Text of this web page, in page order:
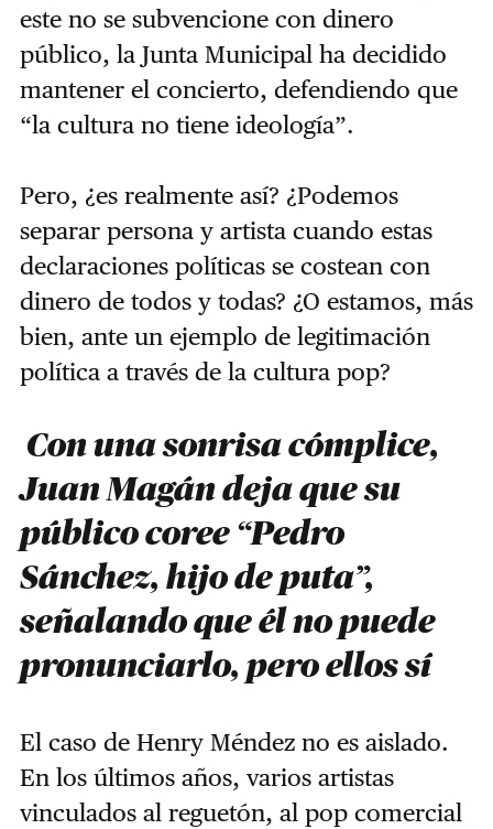
este no se subvencione con dinero
público, la Junta Municipal ha decidido
mantener el concierto, defendiendo que
“la cultura no tiene ideología”.
Pero, ¿es realmente así? ¿Podemos
separar persona y artista cuando estas
declaraciones políticas se costean con
dinero de todos y todas? ¿O estamos, más
bien, ante un ejemplo de legitimación
política a través de la cultura pop?
Con una sonrisa cómplice,
Juan Magán deja que su
público coree “Pedro
Sánchez, hijo de puta”,
señalando que él no puede
pronunciarlo, pero ellos sí
El caso de Henry Méndez no es aislado.
En los últimos años, varios artistas
vinculados al reguetón, al pop comercial